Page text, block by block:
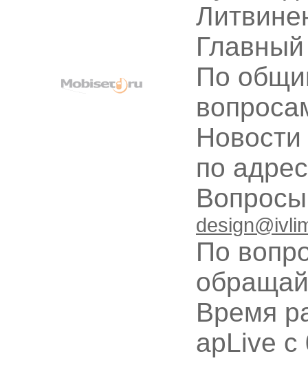
По
по
По
Время
apLive c